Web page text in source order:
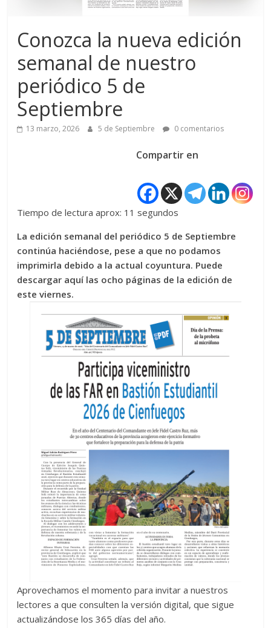
Conozca la nueva edición
semanal de nuestro
periódico 5 de
Septiembre
13 marzo, 2026 5 de Septiembre 0 comentarios
Compartir en
Tiempo de lectura aprox: 11 segundos
La edición semanal del periódico 5 de Septiembre
continúa haciéndose, pese a que no podamos
imprimirla debido a la actual coyuntura. Puede
descargar aquí las ocho páginas de la edición de
este viernes.
Aprovechamos el momento para invitar a nuestros
lectores a que consulten la versión digital, que sigue
actualizándose los 365 días del año.